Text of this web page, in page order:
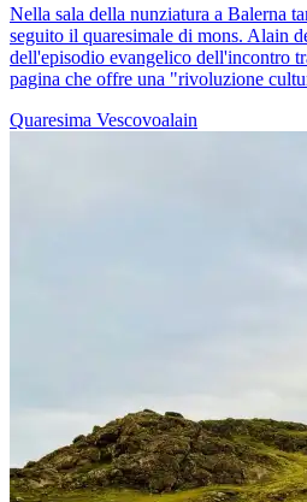
Nella sala della nunziatura a Balerna
seguito il quaresimale di mons. Alain
dell'episodio evangelico dell'incontro
pagina che offre una "rivoluzione
Quaresima Vescovoalain